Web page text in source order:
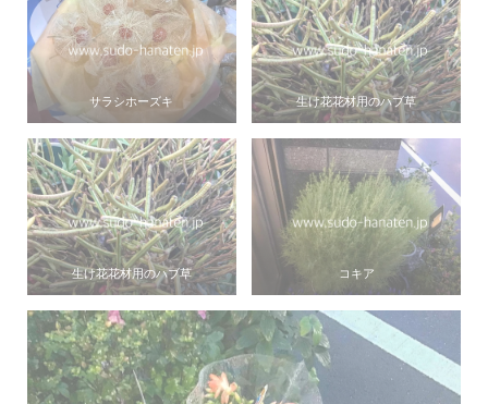
サラシホーズキ 生け花花材用のハブ草
生け花花材用のハブ草 コキア